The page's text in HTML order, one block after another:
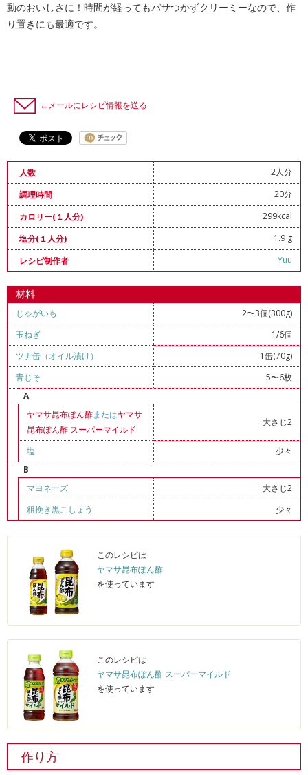
動のおいしさに！時間が経ってもパサつかずクリーミーなので、作
り置きにも最適です。
←メールにレシピ情報を送る
人数
2人分
調理時間
20分
カロリー(１人分)
299kcal
塩分(１人分)
1.9 g
レシピ制作者
Yuu
材料
じゃがいも
2〜3個(300g)
玉ねぎ
1/6個
ツナ缶（オイル漬け）
1缶(70g)
青じそ
5〜6枚
A
ヤマサ昆布ぽん酢またはヤマサ
昆布ぽん酢 スーパーマイルド
大さじ2
塩
少々
B
マヨネーズ
大さじ2
粗挽き黒こしょう
少々
このレシピは
ヤマサ昆布ぽん酢
を使っています
このレシピは
ヤマサ昆布ぽん酢 スーパーマイルド
を使っています
作り方